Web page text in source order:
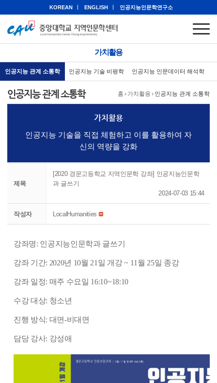
KOREAN ENGLISH 인공지능인문학연구소
가치활용
인공지능 관계 소통학 인공지능 기술 비평학 인공지능 인문데이터 해석학
홈 › 가치활용 › 인공지능 관계 소통학
인공지능 관계 소통학
가치활용
인공지능 기술을 직접 체험하고 이를 활용하여 자
신의 역량을 강화
제목
[2020 경문고등학교 지역인문학 강좌] 인공지능인문학
과 글쓰기
2024-07-03 15:44
작성자 LocalHumanities
강좌명: 인공지능인문학과 글쓰기
강좌 기간: 2020년 10월 21일 개강 ~ 11월 25일 종강
강좌 일정: 매주 수요일 16:10~18:10
수강 대상: 청소년
진행 방식: 대면-비대면
담당 강사: 강성애